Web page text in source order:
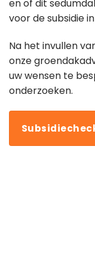
en of dit
voor de subsidie
Na het invullen
onze
uw wensen te
onderzoeken.